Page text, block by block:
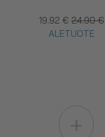
19.92 € 24.90 €
ALETUOTE